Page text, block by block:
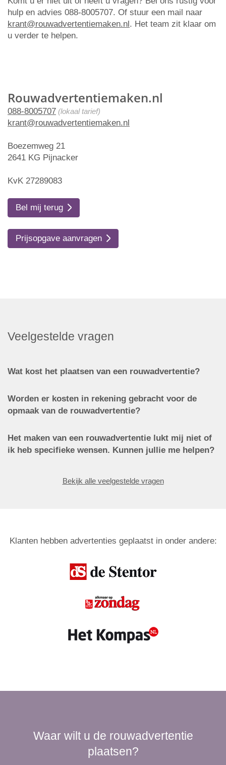
Rouwadvertentiemaken.nl
088-8005707 (lokaal tarief)
krant@rouwadvertentiemaken.nl
Boezemweg 21
2641 KG Pijnacker
KvK 27289083
Bel mij terug
Prijsopgave aanvragen
hulp en advies 088-8005707. Of stuur een mail naar
krant@rouwadvertentiemaken.nl. Het team zit klaar om
u verder te helpen.
Veelgestelde vragen
Wat kost het plaatsen van een rouwadvertentie?
Worden er kosten in rekening gebracht voor de
opmaak van de rouwadvertentie?
Het maken van een rouwadvertentie lukt mij niet of
ik heb specifieke wensen. Kunnen jullie me helpen?
Bekijk alle veelgestelde vragen
Klanten hebben advertenties geplaatst in onder andere:
Waar wilt u de rouwadvertentie
plaatsen?